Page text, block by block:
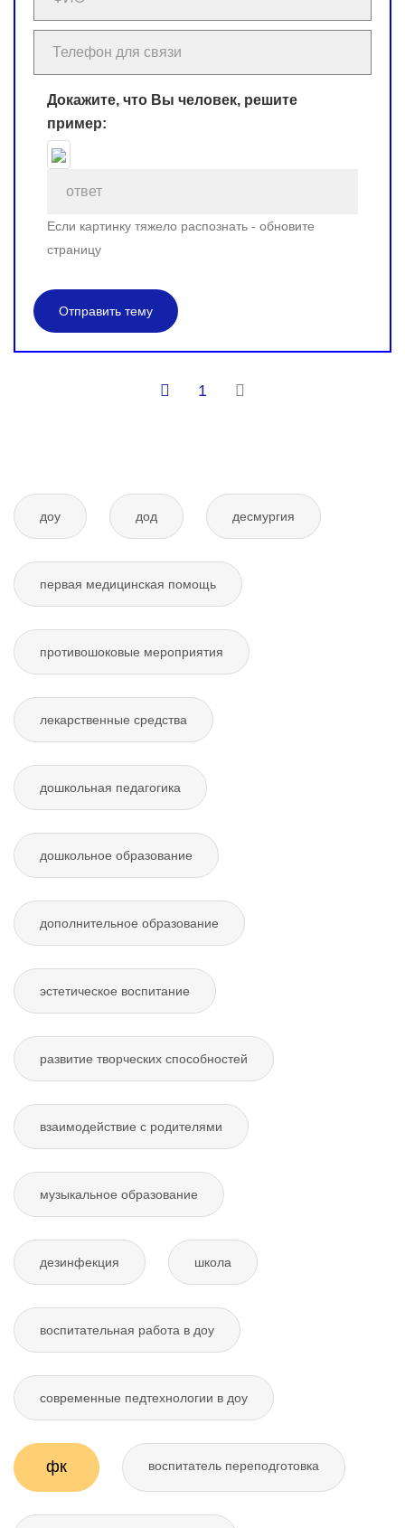
Докажите, что Вы человек, решите
пример:
Если картинку тяжело распознать - обновите
страницу
Отправить тему
1
доу дод десмургия
первая медицинская помощь
противошоковые мероприятия
лекарственные средства
дошкольная педагогика
дошкольное образование
дополнительное образование
эстетическое воспитание
развитие творческих способностей
взаимодействие с родителями
музыкальное образование
дезинфекция школа
воспитательная работа в доу
современные педтехнологии в доу
фк воспитатель переподготовка